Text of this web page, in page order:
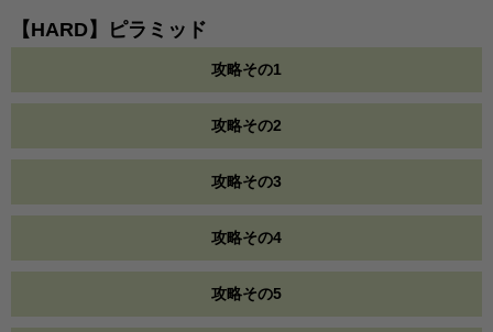
【HARD】ピラミッド
攻略その1
攻略その2
攻略その3
攻略その4
攻略その5